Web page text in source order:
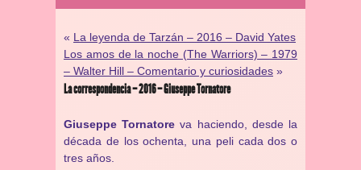
« La leyenda de Tarzán – 2016 – David Yates
Los amos de la noche (The Warriors) – 1979
– Walter Hill – Comentario y curiosidades »
La correspondencia – 2016 – Giuseppe Tornatore
Giuseppe Tornatore va haciendo, desde la
década de los ochenta, una peli cada dos o
tres años.